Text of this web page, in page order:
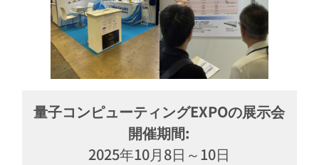
量子コンピューティングEXPOの展示会
開催期間:
2025年10月8日～10日